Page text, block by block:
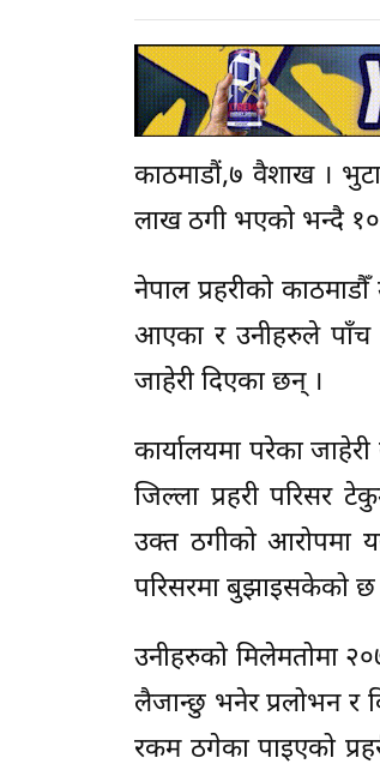
काठमाडौं,७ वैशाख ।
लाख ठगी भएको भन्दै १०
नेपाल प्रहरीको
आएका र उनीहरुले पाँच
जाहेरी दिएका छन् ।
कार्यालयमा परेका
जिल्ला प्रहरी परिसर
उक्त ठगीको आरोपमा
परिसरमा बुझाइसकेको छ
उनीहरुको मिलेमतोमा
लैजान्छु भनेर प्रलोभन र
रकम ठगेका पाइएको